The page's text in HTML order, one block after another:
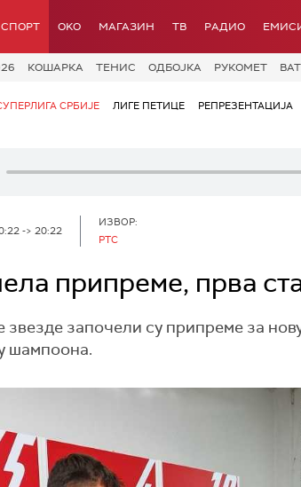
СПОРТ OKO МАГАЗИН ТВ РАДИО
КОШАРКА ТЕНИС ОДБОЈКА РУКОМЕТ
СРБИЈЕ ЛИГЕ ПЕТИЦЕ РЕПРЕЗЕНТАЦИЈА
-> 20:22
ИЗВОР:
РТС
припреме, прва
започели су припреме за
шампоона.